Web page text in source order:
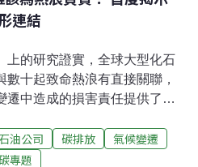
連結
上的研究證實，全球大型化石
十起致命熱浪有直接關聯，
遷中造成的損害責任提供了關
讓50起原本幾乎不可能發生的
暖化使熱浪在世界各地變得
油公司 碳排放
氣候變遷
專題